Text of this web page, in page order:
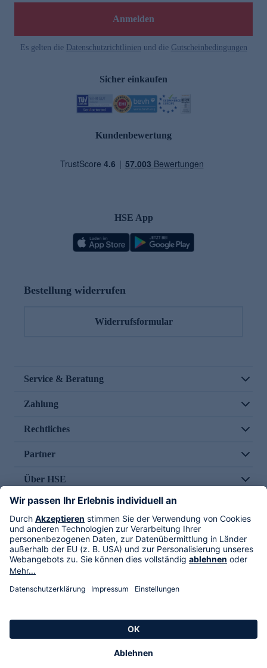
Anmelden
Es gelten die Datenschutzrichtlinien und die Gutscheinbedingungen
Sicher einkaufen
Kundenbewertung
HSE App
Bestellung widerrufen
Widerrufsformular
Service & Beratung
Zahlung
Rechtliches
Partner
Über HSE
Im TV
HSE International